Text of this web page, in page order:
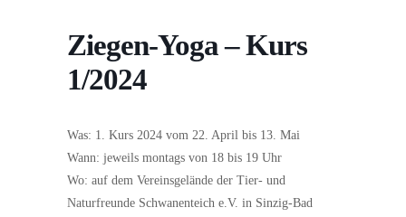
Ziegen-Yoga – Kurs
1/2024
Was: 1. Kurs 2024 vom 22. April bis 13. Mai
Wann: jeweils montags von 18 bis 19 Uhr
Wo: auf dem Vereinsgelände der Tier- und
Naturfreunde Schwanenteich e.V. in Sinzig-Bad